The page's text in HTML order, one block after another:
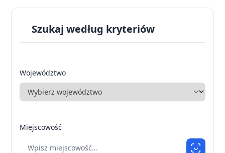
Szukaj według kryteriów
Województwo
Miejscowość